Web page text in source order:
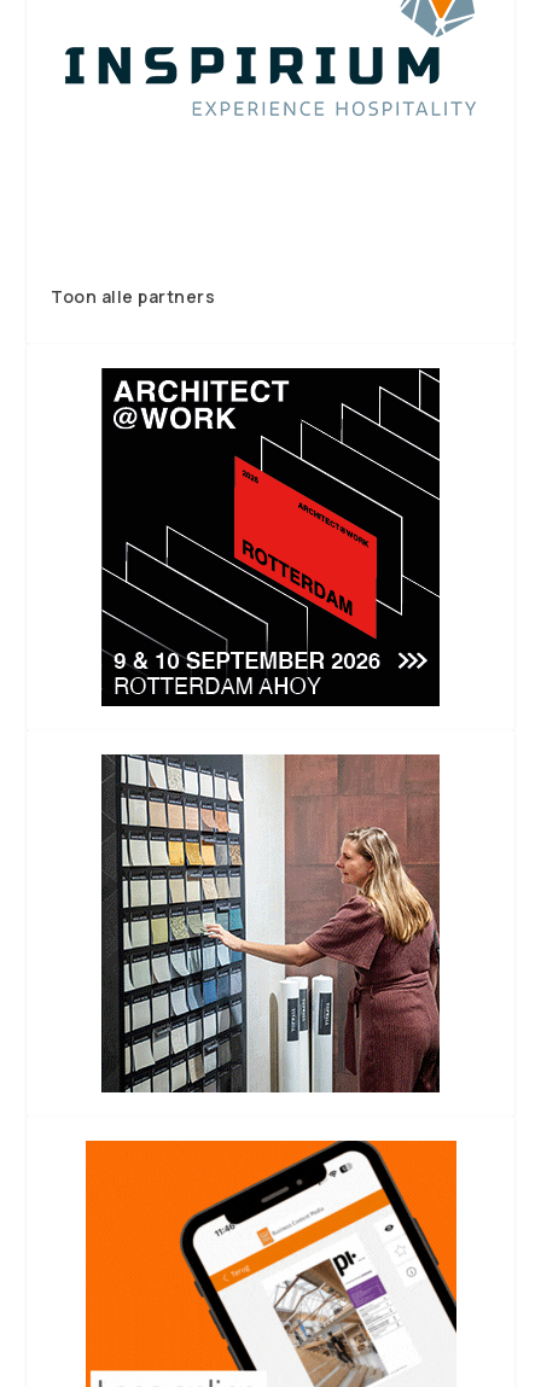
Toon alle partners